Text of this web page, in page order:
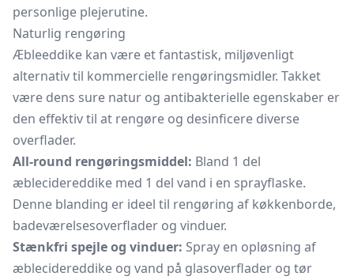
personlige plejerutine.
Naturlig rengøring
Æbleeddike kan være et fantastisk, miljøvenligt
alternativ til kommercielle rengøringsmidler. Takket
være dens sure natur og antibakterielle egenskaber er
den effektiv til at rengøre og desinficere diverse
overflader.
All-round rengøringsmiddel: Bland 1 del
æblecidereddike med 1 del vand i en sprayflaske.
Denne blanding er ideel til rengøring af køkkenborde,
badeværelsesoverflader og vinduer.
Stænkfri spejle og vinduer: Spray en opløsning af
æblecidereddike og vand på glasoverflader og tør